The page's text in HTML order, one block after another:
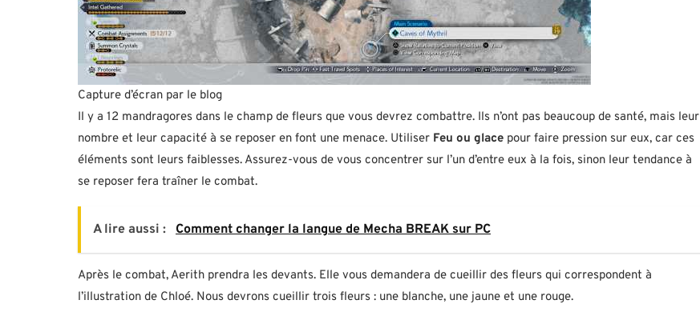
Capture d’écran par le blog
Il y a 12 mandragores dans le champ de fleurs que vous devrez combattre. Ils n’ont pas beaucoup de santé, mais leur
nombre et leur capacité à se reposer en font une menace. Utiliser Feu ou glace pour faire pression sur eux, car ces
éléments sont leurs faiblesses. Assurez-vous de vous concentrer sur l’un d’entre eux à la fois, sinon leur tendance à
se reposer fera traîner le combat.
A lire aussi : Comment changer la langue de Mecha BREAK sur PC
Après le combat, Aerith prendra les devants. Elle vous demandera de cueillir des fleurs qui correspondent à
l’illustration de Chloé. Nous devrons cueillir trois fleurs : une blanche, une jaune et une rouge.